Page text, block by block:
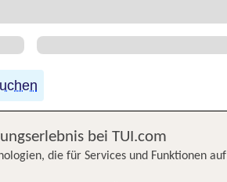
bei TUI.com
die für Services und Funktionen auf